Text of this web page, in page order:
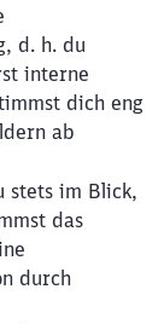
d. h. du
interne
dich eng
ab
stets im Blick,
das
durch